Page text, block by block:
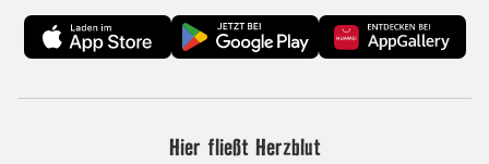
Hier fließt Herzblut